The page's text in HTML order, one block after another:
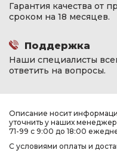
Гарантия качества от
сроком на 18 месяцев.
Поддержка
Наши специалисты
ответить на вопросы.
Описание носит
уточнить у наших
71-99 с 9:00 до 18:00
С условиями оплаты и